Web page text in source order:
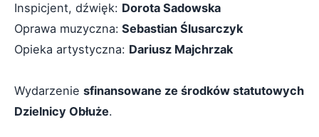
Inspicjent, dźwięk: Dorota Sadowska
Oprawa muzyczna: Sebastian Ślusarczyk
Opieka artystyczna: Dariusz Majchrzak
Wydarzenie sfinansowane ze środków statutowych
Dzielnicy Obłuże.